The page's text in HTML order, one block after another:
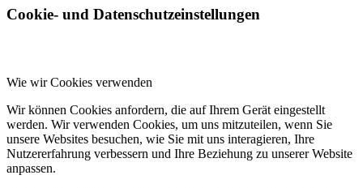
Cookie- und Datenschutzeinstellungen
Wie wir Cookies verwenden
Wir können Cookies anfordern, die auf Ihrem Gerät eingestellt
werden. Wir verwenden Cookies, um uns mitzuteilen, wenn Sie
unsere Websites besuchen, wie Sie mit uns interagieren, Ihre
Nutzererfahrung verbessern und Ihre Beziehung zu unserer Website
anpassen.